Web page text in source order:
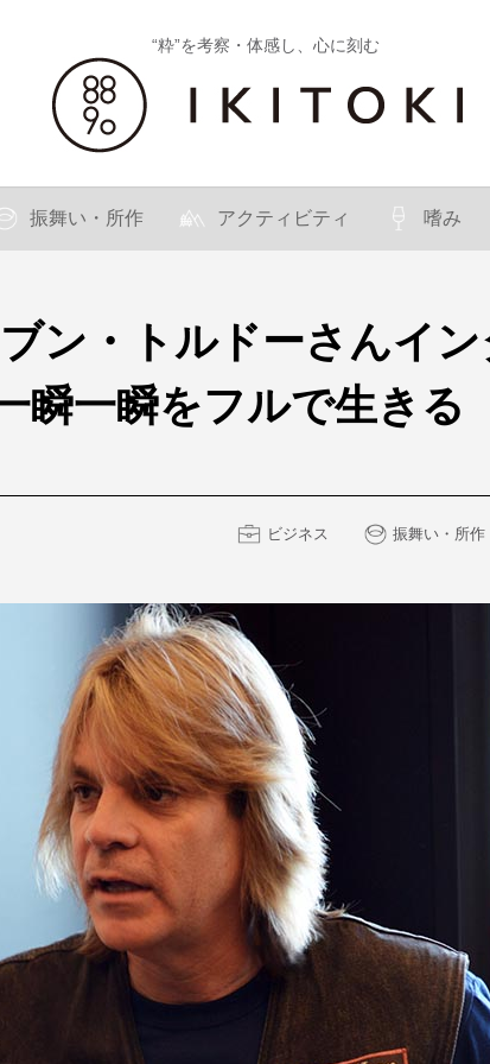
“粋”を考察・体感し、心に刻む
振舞い・所作 アクティビティ 嗜み
ン・トルドーさんイ
瞬一瞬をフルで生きる
ビジネス 振舞い・所作